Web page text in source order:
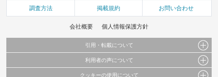
調査方法 掲載規約 お問い合わせ
会社概要 個人情報保護方針
引用・転載について
当サイトで公開されている情報（文字、写真、イラスト、画像データ等）及びこれらの配
利用者の声について
クッキーの使用について